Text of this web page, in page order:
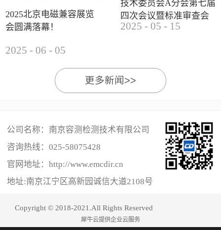
2025北京电磁兼容展览
会圆满落幕！
2025 - 06 - 05
技术委员会A分会第七届
四次会议暨标准审查会
成功举办
2025 - 05 - 15
更多新闻>>
公司名称：南京容测检测技术有限公司
咨询热线： 025-58075428
官网地址：http://www.emcdir.cn
地址:南京江宁区高新园诚信大道2108号
Copyright © 2018-2021.All Rights Reserved
犀牛云提供企业云服务